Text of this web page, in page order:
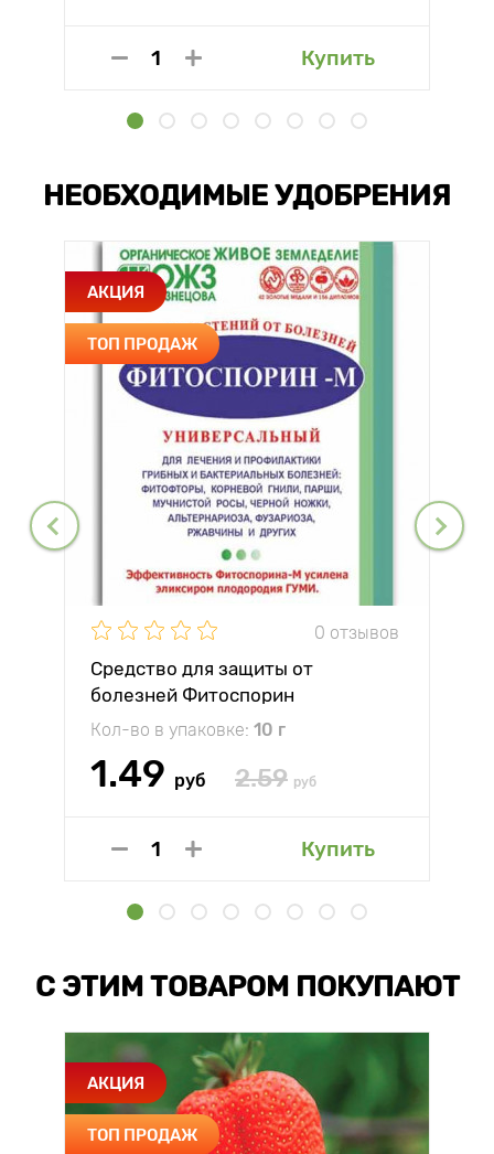
Купить
НЕОБХОДИМЫЕ УДОБРЕНИЯ
АКЦИЯ
ТОП ПРОДАЖ
0 отзывов
Средство для защиты от
болезней Фитоспорин
Кол-во в упаковке: 10 г
1.49 руб 2.59 руб
Купить
С ЭТИМ ТОВАРОМ ПОКУПАЮТ
АКЦИЯ
ТОП ПРОДАЖ